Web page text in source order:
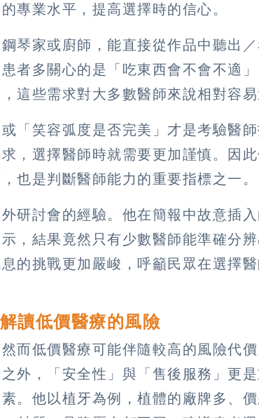
專業水平，提高選擇時的信心。
琴家或廚師，能直接從作品中聽出
者多關心的是「吃東西會不會不適
這些需求對大多數醫師來說相對容易
「笑容弧度是否完美」才是考驗醫
，選擇醫師時就需要更加謹慎。因
也是判斷醫師能力的重要指標之一。
研討會的經驗。他在簡報中故意插
，結果竟然只有少數醫師能準確分
的挑戰更加嚴峻，呼籲民眾在選擇
讀低價醫療的風險
而低價醫療可能伴隨較高的風險代
外，「安全性」與「售後服務」更
。他以植牙為例，植體的廠牌多、價